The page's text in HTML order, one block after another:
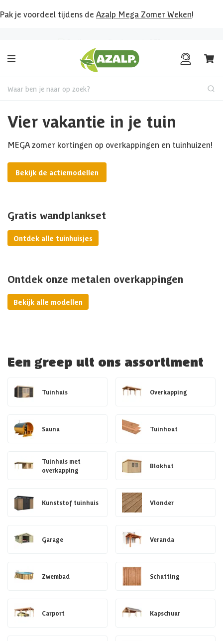
Pak je voordeel tijdens de Azalp Mega Zomer Weken!
Waar ben je naar op zoek?
Vier vakantie in je tuin
MEGA zomer kortingen op overkappingen en tuinhuizen!
Bekijk de actiemodellen
Gratis wandplankset
Ontdek alle tuinhuisjes
Ontdek onze metalen overkappingen
Bekijk alle modellen
Een greep uit ons assortiment
Tuinhuis Overkapping
Sauna Tuinhout
Tuinhuis met
overkapping
Blokhut
Kunststof tuinhuis Vlonder
Garage Veranda
Zwembad Schutting
Carport Kapschuur